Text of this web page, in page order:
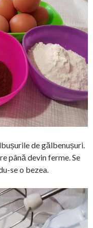
de gălbenușuri.
până devin ferme. Se
se o bezea.